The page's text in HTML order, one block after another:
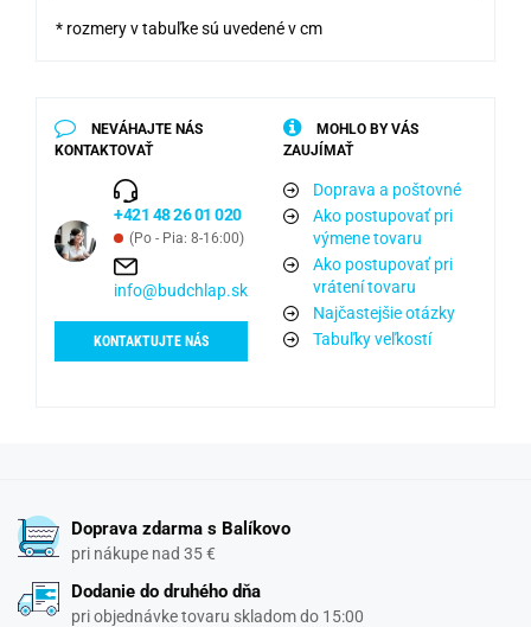
* rozmery v tabuľke sú uvedené v cm
NEVÁHAJTE NÁS
KONTAKTOVAŤ
+421 48 26 01 020
(Po - Pia: 8-16:00)
info@budchlap.sk
KONTAKTUJTE NÁS
MOHLO BY VÁS
ZAUJÍMAŤ
Doprava a poštovné
Ako postupovať pri
výmene tovaru
Ako postupovať pri
vrátení tovaru
Najčastejšie otázky
Tabuľky veľkostí
Doprava zdarma s Balíkovo
pri nákupe nad 35 €
Dodanie do druhého dňa
pri objednávke tovaru skladom do 15:00